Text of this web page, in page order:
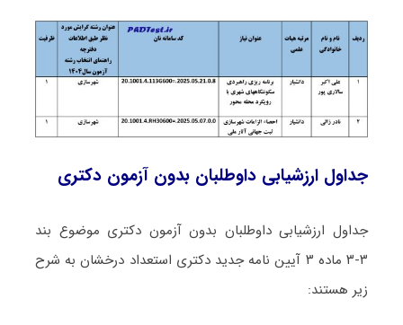
جداول ارزشیابی داوطلبان بدون آزمون دکتری
جداول ارزشیابی داوطلبان بدون آزمون دکتری موضوع بند
۳-۳ ماده ۳ آیین نامه جدید دکتری استعداد درخشان به شرح
زیر هستند: